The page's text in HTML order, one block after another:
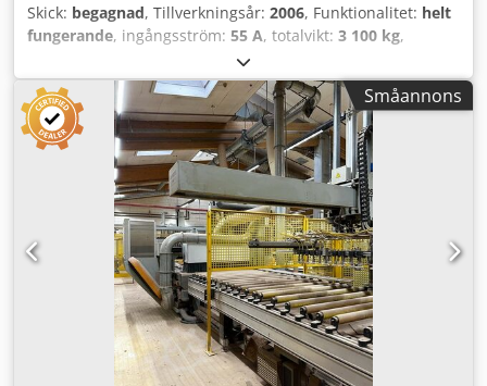
Skick: begagnad, Tillverkningsår: 2006, Funktionalitet: helt
fungerande, ingångsström: 55 A, totalvikt: 3 100 kg,
, bordbredd:
stång, spindelmotorstyrka:9 000 W, arbets höjd:110 mm,
Maskinen är i använt skick. Fungerar som den ska.
Artikeldetaljer Tillverkare: MASTERWOOD Modell: PROJECT
415 L Kategori: CNC-bearbetningscenter Tillverkningsår:
2006 Tillgänglighet: omgående Driftsstatus:
demonterad/lagrad Tekniska specifikationer Arbetsområde
X: 4 000 mm Arbetsområde Y: 1 390 mm Arbetsområde Z:
110 mm Antal frässpindlar: 1 Dedpfxoyft A Io Ac Deck
Huvudmotoreffekt: 9 kW Maximal rotationshastighet: 24
000 varv/min Verktygsfästsystem: HSK-F63 Antal
verktygsplatser: 10 Vertikala borrspindlar: 10 Horisontella
borrspindlar i X-led: 4 Horisontella borrspindlar i Y-led: 2
Spårfräs i X-led Konsolmaskin Maskinbord: Pod- och
skenbord Antal konsoler: 8 Styrsystem: MASTERWOOD CN
Småannons